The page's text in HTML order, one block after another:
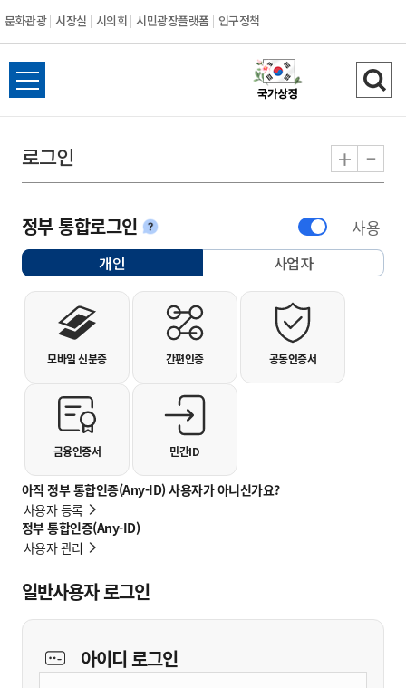
문화관광 시장실 시의회 시민광장플랫폼 인구정책
시민주권도시 군
전체메뉴 열기 검
로그인 + -
정부 통합로그인안내 사용
아직 정부 통합인증(Any-ID) 사용자가 아니신가요?
사용자 등록
정부 통합인증(Any-ID)
사용자 관리
개인선택됨 사업자
개인사용자 로그인
모바일 신분증 간편인증 공동인증서
금융인증서 민간ID
일반사용자 로그인
아이디로그인